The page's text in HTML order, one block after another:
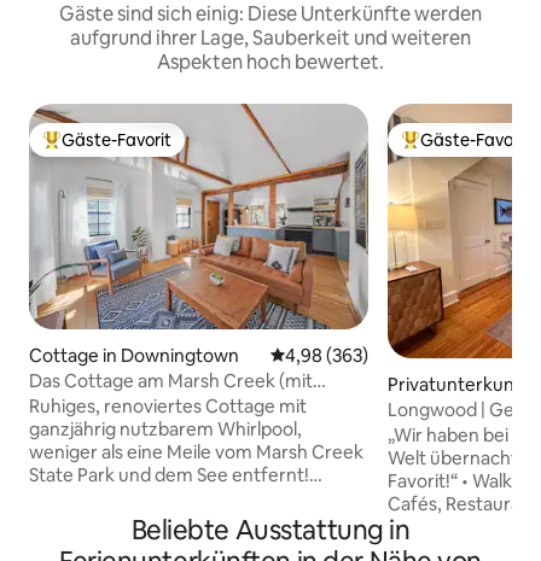
Gäste sind sich einig: Diese Unterkünfte werden
aufgrund ihrer Lage, Sauberkeit und weiteren
Aspekten hoch bewertet.
Beliebter Gäste-Favorit.
Gäste-Favorit
Cottage in Downingtown Durchschnittliche Bewertung:
4,98 (363)
Das Cottage am Marsh Creek (mit
Whirlpool!)
Ruhiges, renoviertes Cottage mit
ganzjährig nutzbarem Whirlpool,
weniger als eine Meile vom Marsh Creek
State Park und dem See entfernt!
1 Badezimmer Im Park kann man
wandern, angeln und Wassersport
Beliebter Gäste-
Gäste-Favorit
Privatunterkunft
t Square
Longwood |
Privater Garten
„Wir haben bei
Welt übernachtet
Favorit!“ • Walk Score 86 (zu Fuß zu
Cafés,
• Voll
Beliebte Ausstattung in